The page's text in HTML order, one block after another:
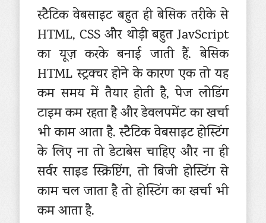
स्टैटिक वेबसाइट बहुत ही बेसिक तरीके से
HTML, CSS और थोड़ी बहुत JavScript
का यूज़ करके बनाई जाती हैं. बेसिक
HTML स्ट्रक्चर होने के कारण एक तो यह
कम समय में तैयार होती है, पेज लोडिंग
टाइम कम रहता है और डेवलपमेंट का खर्चा
भी काम आता है. स्टैटिक वेबसाइट होस्टिंग
के लिए ना तो डेटाबेस चाहिए और ना ही
सर्वर साइड स्क्रिप्टिंग, तो बिजी होस्टिंग से
काम चल जाता है तो होस्टिंग का खर्चा भी
कम आता है.